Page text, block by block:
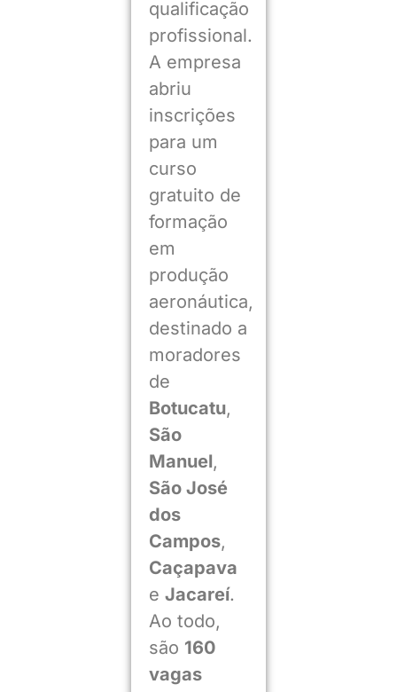
qualificação
profissional.
A empresa
abriu
inscrições
para um
curso
gratuito de
formação
em
produção
aeronáutica,
destinado a
moradores
de
Botucatu,
São
Manuel,
São José
dos
Campos,
Caçapava
e Jacareí.
Ao todo,
são 160
vagas